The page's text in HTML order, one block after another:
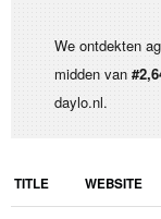
We ontdekten
midden van
daylo.nl.
TITLE WEBSITE